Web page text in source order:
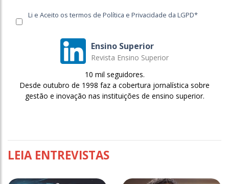
Li e Aceito os termos de Política e Privacidade da LGPD*
Ensino Superior
Revista Ensino Superior
10 mil seguidores.
Desde outubro de 1998 faz a cobertura jornalística sobre
gestão e inovação nas instituições de ensino superior.
LEIA ENTREVISTAS